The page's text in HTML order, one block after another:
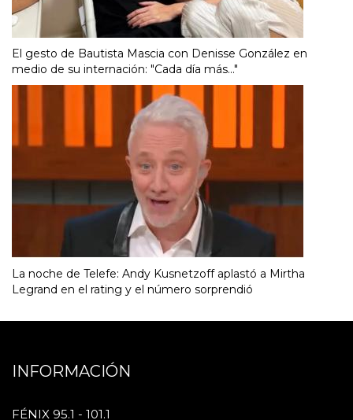
El gesto de Bautista Mascia con Denisse González en
medio de su internación: "Cada día más..."
La noche de Telefe: Andy Kusnetzoff aplastó a Mirtha
Legrand en el rating y el número sorprendió
INFORMACIÓN
FÉNIX 95.1 - 101.1